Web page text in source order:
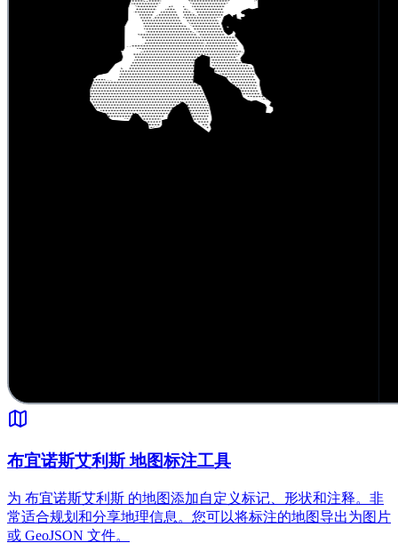
布宜诺斯艾利斯 地图标注工具
为 布宜诺斯艾利斯 的地图添加自定义标记、形状和注释。非
常适合规划和分享地理信息。您可以将标注的地图导出为图片
或 GeoJSON 文件。